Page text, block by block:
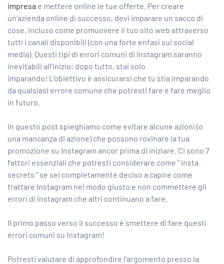
impresa e mettere online le tue offerte. Per creare
un’azienda online di successo, devi imparare un sacco di
cose, incluso come promuovere il tuo sito web attraverso
tutti i canali disponibili (con una forte enfasi sui social
media). Questi tipi di errori comuni di Instagram saranno
inevitabili all’inizio; dopo tutto, stai solo
imparando! L’obiettivo è assicurarsi che tu stia imparando
da qualsiasi errore comune che potresti fare e fare meglio
in futuro.
In questo post spieghiamo come evitare alcune azioni (o
una mancanza di azione) che possono rovinare la tua
promozione su Instagram ancor prima di iniziare. Ci sono 7
fattori essenziali che potresti considerare come ” insta
secrets ” se sei completamente deciso a capire come
trattare Instagram nel modo giusto e non commettere gli
errori di Instagram che altri continuano a fare.
Il primo passo verso il successo è smettere di fare questi
errori comuni su Instagram!
Potresti valutare di approfondire l’argomento presso la